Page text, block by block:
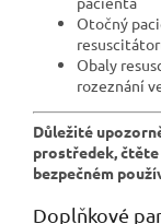
Otočný
Obaly
rozeznání
Důležité
prostředek,
bezpečném
Doplňkové